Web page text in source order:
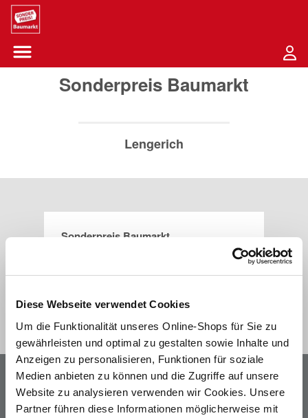
Diese Webseite verwendet Cookies
Um die Funktionalität unseres Online-Shops für Sie zu
gewährleisten und optimal zu gestalten sowie Inhalte und
Anzeigen zu personalisieren, Funktionen für soziale
Medien anbieten zu können und die Zugriffe auf unsere
Website zu analysieren verwenden wir Cookies. Unsere
Partner führen diese Informationen möglicherweise mit
Sounder Preis Logo
Menü öffnen-Schaltfläche
Sonderpreis Baumarkt
Lengerich
Sonderpreis Baumarkt
Bahnhofstraße 103
Newsletter Facebook
Instagram